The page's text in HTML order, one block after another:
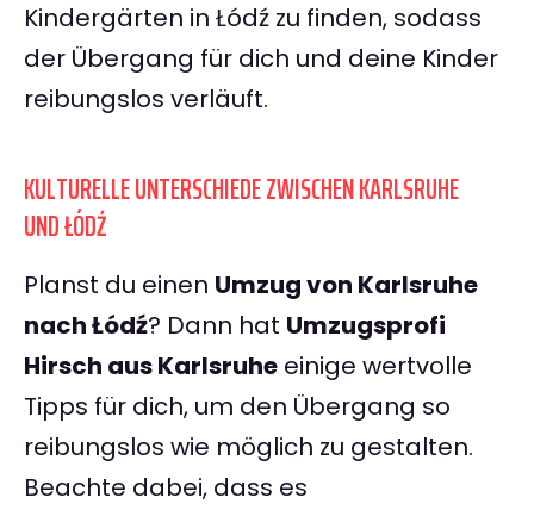
Kindergärten in Łódź zu finden, sodass
der Übergang für dich und deine Kinder
reibungslos verläuft.
KULTURELLE UNTERSCHIEDE ZWISCHEN KARLSRUHE
UND ŁÓDŹ
Planst du einen Umzug von Karlsruhe
nach Łódź? Dann hat Umzugsprofi
Hirsch aus Karlsruhe einige wertvolle
Tipps für dich, um den Übergang so
reibungslos wie möglich zu gestalten.
Beachte dabei, dass es